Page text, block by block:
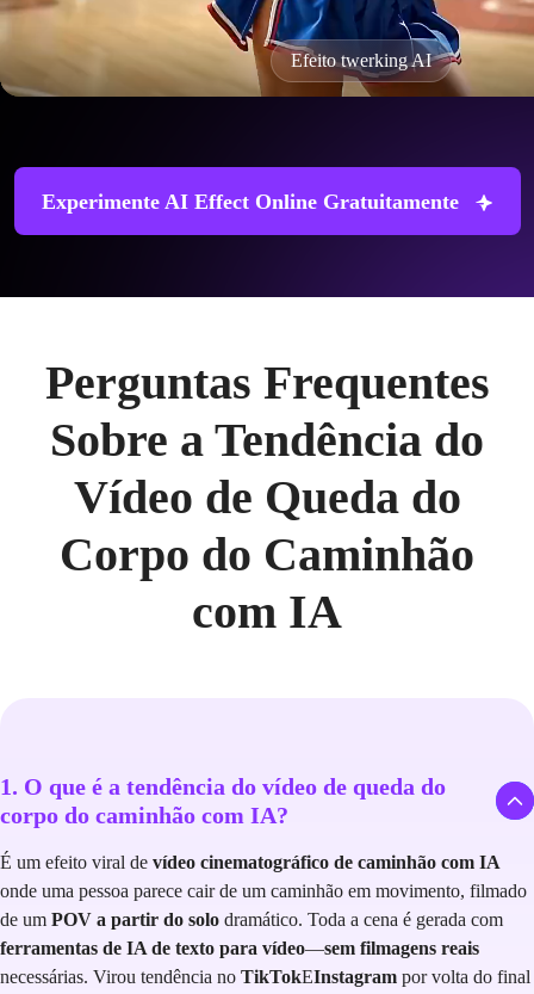
Efeito twerking AI
Experimente AI Effect Online Gratuitamente
Perguntas Frequentes
Sobre a Tendência do
Vídeo de Queda do
Corpo do Caminhão
com IA
1. O que é a tendência do vídeo de queda do
corpo do caminhão com IA?
É um efeito viral de vídeo cinematográfico de caminhão com IA
onde uma pessoa parece cair de um caminhão em movimento, filmado
de um POV a partir do solo dramático. Toda a cena é gerada com
ferramentas de IA de texto para vídeo—sem filmagens reais
necessárias. Virou tendência no TikTokEInstagram por volta do final